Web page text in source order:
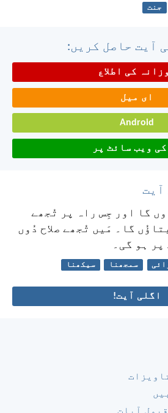
جنت
آیت حاصل کریں:
کی اطلاع
ای میل
Android
کی ویب سائٹ پر
آیت
گا اور جِس راہ پر تُجھے
گا۔ مَیں تُجھے صلاح دُوں
ہو گی۔
سمجھنا سیکھنا
اگلی آیت!